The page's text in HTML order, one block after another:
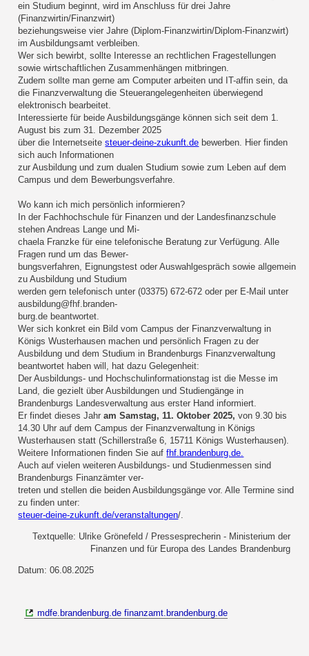
ein Studium beginnt, wird im Anschluss für drei Jahre
(Finanzwirtin/Finanzwirt)
beziehungsweise vier Jahre (Diplom-Finanzwirtin/Diplom-Finanzwirt)
im Ausbildungsamt verbleiben.
Wer sich bewirbt, sollte Interesse an rechtlichen Fragestellungen
sowie wirtschaftlichen Zusammenhängen mitbringen.
Zudem sollte man gerne am Computer arbeiten und IT-affin sein, da
die Finanzverwaltung die Steuerangelegenheiten überwiegend
elektronisch bearbeitet.
Interessierte für beide Ausbildungsgänge können sich seit dem 1.
August bis zum 31. Dezember 2025
über die Internetseitesteuer-deine-zukunft.de bewerben. Hier finden
sich auch Informationen
zur Ausbildung und zum dualen Studium sowie zum Leben auf dem
Campus und dem Bewerbungsverfahre.
Wo kann ich mich persönlich informieren?
In der Fachhochschule für Finanzen und der Landesfinanzschule
stehen Andreas Lange und Mi-
chaela Franzke für eine telefonische Beratung zur Verfügung. Alle
Fragen rund um das Bewer-
bungsverfahren, Eignungstest oder Auswahlgespräch sowie allgemein
zu Ausbildung und Studium
werden gern telefonisch unter (03375) 672-672 oder per E-Mail unter
ausbildung@fhf.branden-
burg.de beantwortet.
Wer sich konkret ein Bild vom Campus der Finanzverwaltung in
Königs Wusterhausen machen und persönlich Fragen zu der
Ausbildung und dem Studium in Brandenburgs Finanzverwaltung
beantwortet haben will, hat dazu Gelegenheit:
Der Ausbildungs- und Hochschulinformationstag ist die Messe im
Land, die gezielt über Ausbildungen und Studiengänge in
Brandenburgs Landesverwaltung aus erster Hand informiert.
Er findet dieses Jahram Samstag, 11. Oktober 2025, von 9.30 bis
14.30 Uhr auf dem Campus der Finanzverwaltung in Königs
Wusterhausen statt (Schillerstraße 6, 15711 Königs Wusterhausen).
Weitere Informationen finden Sie auffhf.brandenburg.de.
Auch auf vielen weiteren Ausbildungs- und Studienmessen sind
Brandenburgs Finanzämter ver-
treten und stellen die beiden Ausbildungsgänge vor. Alle Termine sind
zu finden unter:
steuer-deine-zukunft.de/veranstaltungen/.
Textquelle: Ulrike Grönefeld / Pressesprecherin - Ministerium der
Finanzen und für Europa des Landes Brandenburg
Datum: 06.08.2025
mdfe.brandenburg.de finanzamt.brandenburg.de